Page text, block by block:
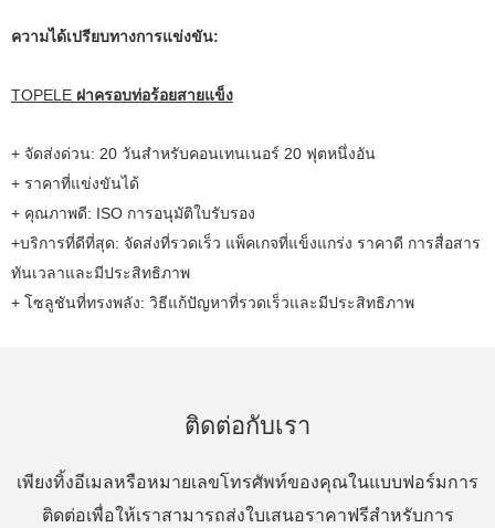
ความได้เปรียบทางการแข่งขัน:
TOPELE ฝาครอบท่อร้อยสายแข็ง
+ จัดส่งด่วน: 20 วันสำหรับคอนเทนเนอร์ 20 ฟุตหนึ่งอัน
+ ราคาที่แข่งขันได้
+ คุณภาพดี: ISO การอนุมัติใบรับรอง
+บริการที่ดีที่สุด: จัดส่งที่รวดเร็ว แพ็คเกจที่แข็งแกร่ง ราคาดี การสื่อสาร
ทันเวลาและมีประสิทธิภาพ
+ โซลูชันที่ทรงพลัง: วิธีแก้ปัญหาที่รวดเร็วและมีประสิทธิภาพ
ติดต่อกับเรา
เพียงทิ้งอีเมลหรือหมายเลขโทรศัพท์ของคุณในแบบฟอร์มการ
ติดต่อเพื่อให้เราสามารถส่งใบเสนอราคาฟรีสำหรับการ